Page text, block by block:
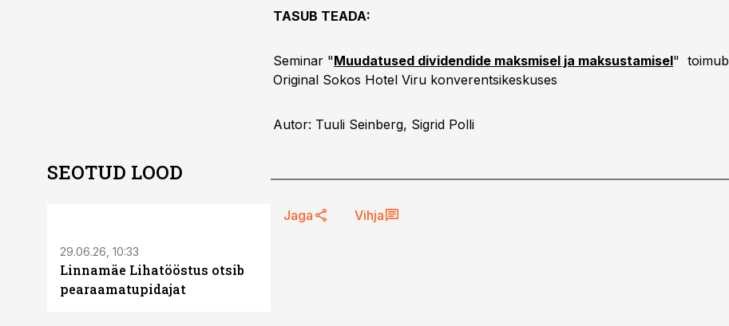
TASUB TEADA:
Seminar "Muudatused dividendide maksmisel ja maksustamisel" toimub
Original Sokos Hotel Viru konverentsikeskuses
Autor: Tuuli Seinberg, Sigrid Polli
Jaga Vihja
SEOTUD LOOD
29.06.26, 10:33
Linnamäe Lihatööstus otsib
pearaamatupidajat